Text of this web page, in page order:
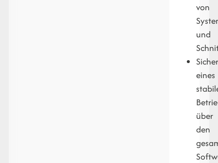
von
und
eines
über
den